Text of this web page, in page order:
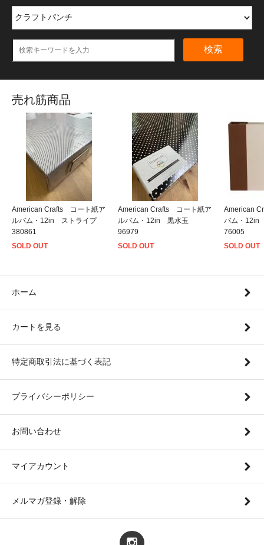
検索
売れ筋商品
American Crafts コート紙ア
ルバム・12in ストライプ
380861
SOLD OUT
American Crafts コート紙ア
ルバム・12in 黒水玉
96979
SOLD OUT
American
バム・
76005
SOLD OUT
ホーム
カートを見る
特定商取引法に基づく表記
プライバシーポリシー
お問い合わせ
マイアカウント
メルマガ登録・解除